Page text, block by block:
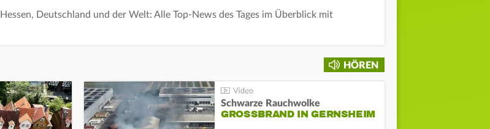
Deutschland und der Welt: Alle Top-News des Tages im Überblick mit
HÖREN
Schwarze Rauchwolke
GROSSBRAND IN GERNSHEIM